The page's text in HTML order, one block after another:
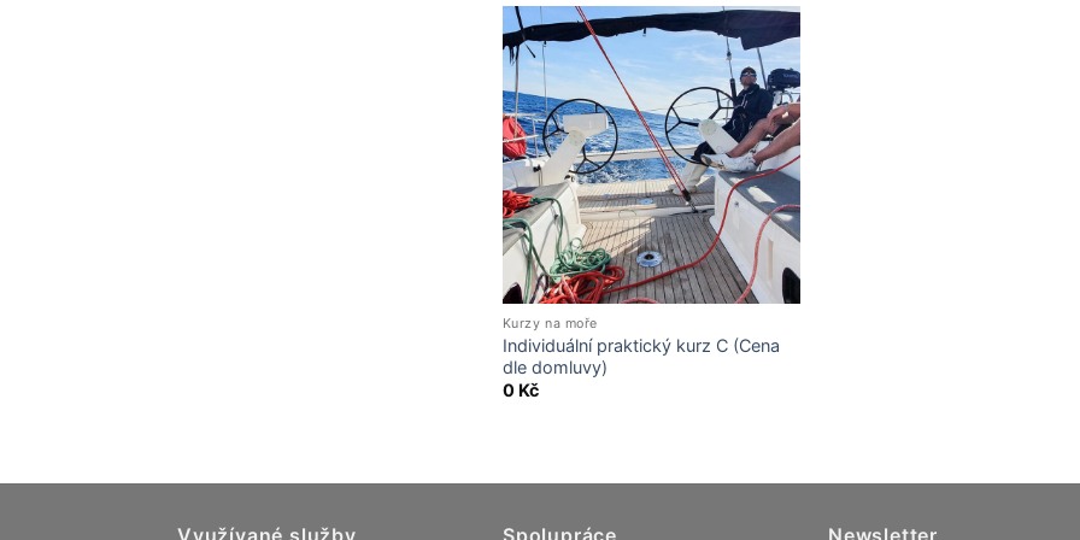
Kurzy na moře
Individuální praktický kurz C (Cena
dle domluvy)
0 Kč